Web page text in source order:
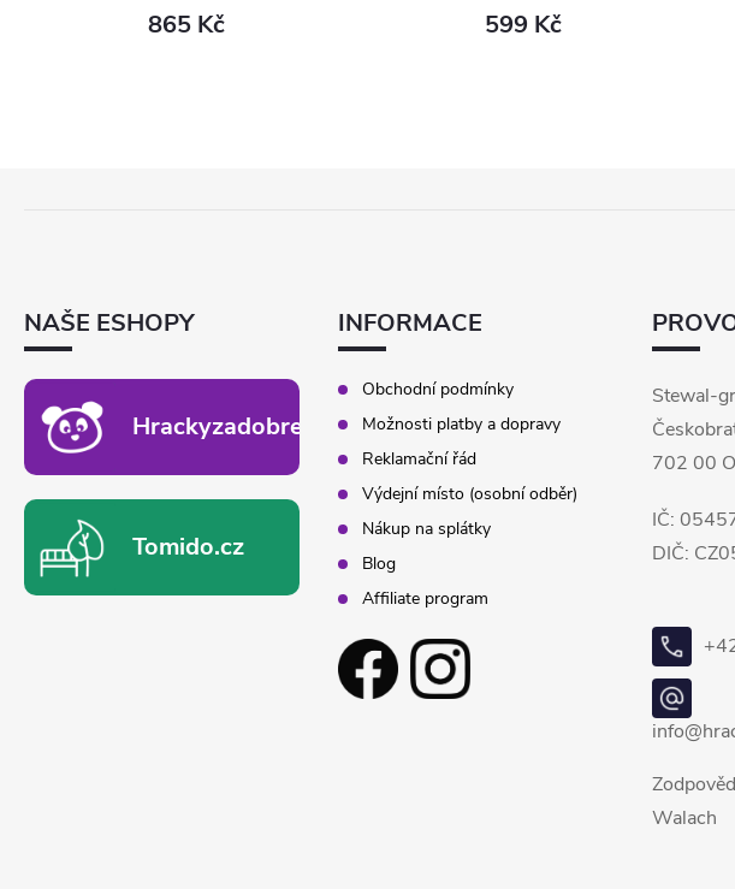
865 Kč 599 Kč
NAŠE ESHOPY
Hrackyzadobrekacky.cz
Tomido.cz
INFORMACE
Obchodní podmínky
Možnosti platby a dopravy
Reklamační řád
Výdejní místo (osobní odběr)
Nákup na splátky
Blog
Affiliate program
Stewal-
702 00
IČ:
DIČ:
Walach